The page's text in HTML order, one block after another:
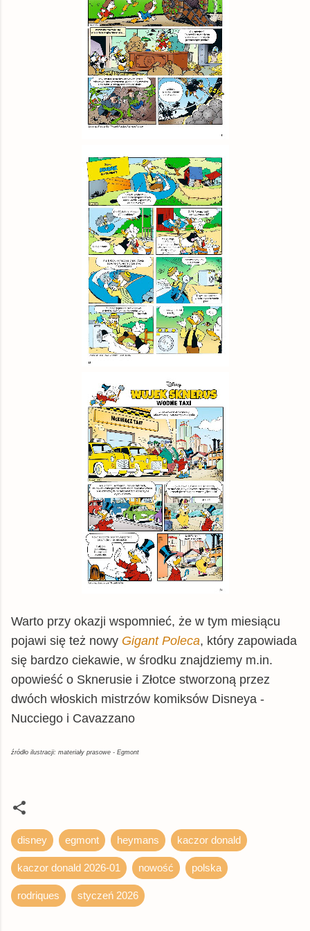
Warto przy okazji wspomnieć, że w tym miesiącu
pojawi się też nowy Gigant Poleca, który zapowiada
się bardzo ciekawie, w środku znajdziemy m.in.
opowieść o Sknerusie i Złotce stworzoną przez
dwóch włoskich mistrzów komiksów Disneya -
Nucciego i Cavazzano
źródło ilustracji: materiały prasowe - Egmont
disney egmont heymans kaczor donald
kaczor donald 2026-01 nowość polska
rodriques styczeń 2026